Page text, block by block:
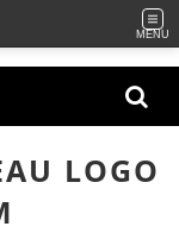
MENU
LOGO